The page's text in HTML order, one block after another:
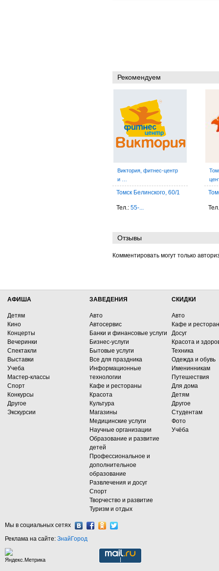
Рекомендуем
Виктория, фитнес-центр
и …
Томск Белинского, 60/1
Тел.: 55-...
Отзывы
Комментировать могут только
АФИША
Детям
Кино
Концерты
Вечеринки
Спектакли
Выставки
Учеба
Мастер-классы
Спорт
Конкурсы
Другое
Экскурсии
ЗАВЕДЕНИЯ
Авто
Автосервис
Банки и финансовые услуги
Бизнес-услуги
Бытовые услуги
Все для праздника
Информационные
технологии
Кафе и рестораны
Красота
Культура
Магазины
Медицинские услуги
Научные организации
Образование и развитие
детей
Профессиональное и
дополнительное
образование
Развлечения и досуг
Спорт
Творчество и развитие
Туризм и отдых
СКИДКИ
Авто
Кафе и
Досуг
Красота и
Техника
Одежда и обувь
Именинникам
Путешествия
Для дома
Детям
Другое
Студентам
Фото
Учёба
Мы в социальных сетях
Реклама на сайте: ЗнайГород